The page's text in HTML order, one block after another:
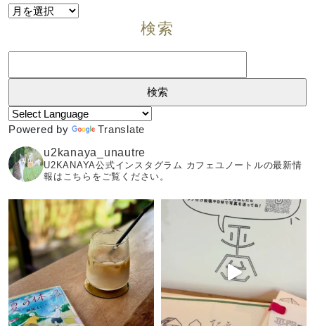
Archive
検索
Powered by
Translate
u2kanaya_unautre
U2KANAYA公式インスタグラム カフェユノートルの最新情
報はこちらをご覧ください。